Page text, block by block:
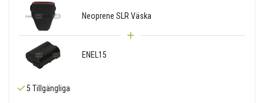
Neoprene SLR Väska
ENEL15
5 Tillgängliga